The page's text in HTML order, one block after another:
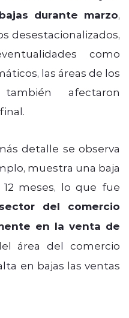
durante marzo,
desestacionalizados,
como
las áreas de los
afectaron
detalle se observa
muestra una baja
meses, lo que fue
del comercio
en la venta de
área del comercio
en bajas las ventas